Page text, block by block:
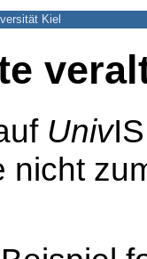
Kiel
Univ
nicht